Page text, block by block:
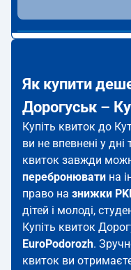
Як купити
Дорогуськ –
Купіть квиток до
ви не впевнені у дні
квиток завжди
перебронювати на
право на знижки
дітей і молоді,
Купіть квиток
EuroPodorozh.
квиток ви